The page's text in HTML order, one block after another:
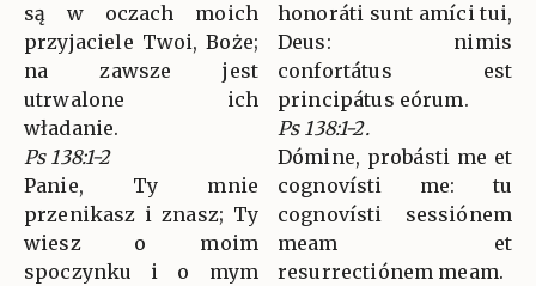
są w oczach moich
przyjaciele Twoi, Boże;
na zawsze jest
utrwalone ich
władanie.
Ps 138:1-2
Panie, Ty mnie
przenikasz i znasz; Ty
wiesz o moim
spoczynku i o mym
honoráti sunt amíci tui,
Deus: nimis
confortátus est
principátus eórum.
Ps 138:1-2.
Dómine, probásti me et
cognovísti me: tu
cognovísti sessiónem
meam et
resurrectiónem meam.